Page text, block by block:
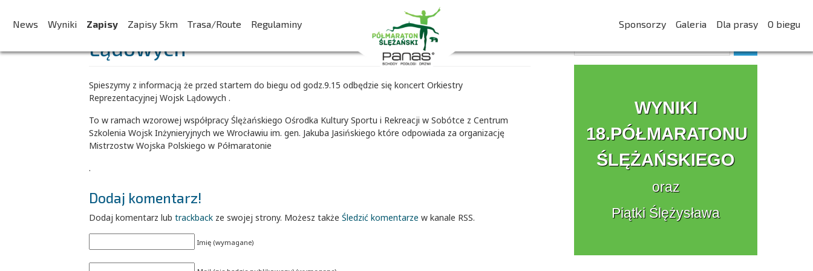
News Wyniki Zapisy Zapisy 5km Trasa/Route Regulaminy Sponsorzy Galeria Dla prasy O biegu
min.
ZAPISZ SIĘ
Koncert Orkiestry Reprezentacyjnej Wojsk
Lądowych
Spieszymy z informacją że przed startem do biegu od godz.9.15 odbędzie się koncert Orkiestry
Reprezentacyjnej Wojsk Lądowych .
To w ramach wzorowej współpracy Ślężańskiego Ośrodka Kultury Sportu i Rekreacji w Sobótce z Centrum
Szkolenia Wojsk Inżynieryjnych we Wrocławiu im. gen. Jakuba Jasińskiego które odpowiada za organizację
Mistrzostw Wojska Polskiego w Półmaratonie
.
Dodaj komentarz!
Dodaj komentarz lub trackback ze swojej strony. Możesz także Śledzić komentarze w kanale RSS.
Imię (wymagane)
WYNIKI
18.PÓŁMARATONU
ŚLĘŻAŃSKIEGO
oraz
Piątki Ślężysława